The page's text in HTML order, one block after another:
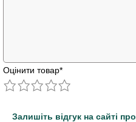
Оцінити товар*
Залишіть відгук на сайті про